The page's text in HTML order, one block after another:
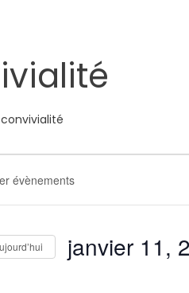
convivialité
janvier 11,